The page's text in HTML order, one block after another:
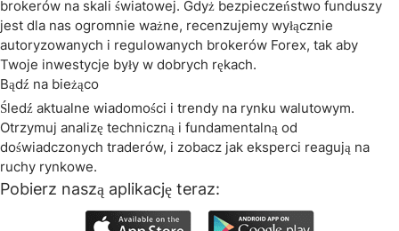
brokerów na skali światowej. Gdyż bezpieczeństwo funduszy
jest dla nas ogromnie ważne, recenzujemy wyłącznie
autoryzowanych i regulowanych brokerów Forex, tak aby
Twoje inwestycje były w dobrych rękach.
Bądź na bieżąco
Śledź aktualne wiadomości i trendy na rynku walutowym.
Otrzymuj analizę techniczną i fundamentalną od
doświadczonych traderów, i zobacz jak eksperci reagują na
ruchy rynkowe.
Pobierz naszą aplikację teraz: